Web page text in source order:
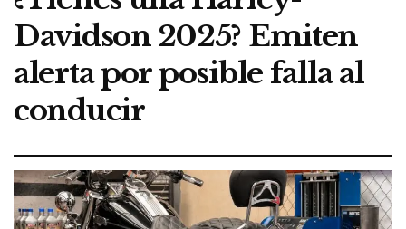
Davidson 2025? Emiten
alerta por posible falla al
conducir